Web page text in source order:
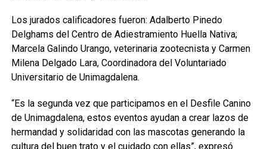
Los jurados calificadores fueron: Adalberto Pinedo
Delghams del Centro de Adiestramiento Huella Nativa;
Marcela Galindo Urango, veterinaria zootecnista y Carmen
Milena Delgado Lara, Coordinadora del Voluntariado
Universitario de Unimagdalena.
“Es la segunda vez que participamos en el Desfile Canino
de Unimagdalena, estos eventos ayudan a crear lazos de
hermandad y solidaridad con las mascotas generando la
cultura del buen trato y el cuidado con ellas”, expresó